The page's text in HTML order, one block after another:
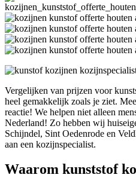
Vergelijken van prijzen voor
heel gemakkelijk zoals je ziet.
reactie! We helpen niet alleen
Nederland! Zo hebben wij
Schijndel, Sint Oedenrode en
aan een kozijnspecialist.
Waarom kunststof